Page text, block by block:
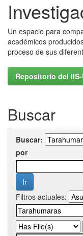
Un espacio para
académicos
proceso de sus
Repositorio del IIS-
Buscar
Buscar:
por
Filtros actuales: